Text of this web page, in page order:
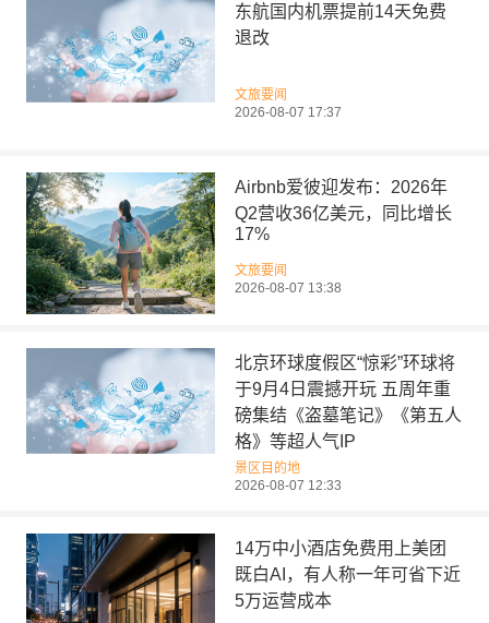
东航国内机票提前14天免费
退改
文旅要闻
2026-08-07 17:37
Airbnb爱彼迎发布：2026年
Q2营收36亿美元，同比增长
17%
文旅要闻
2026-08-07 13:38
北京环球度假区“惊彩”环球将
于9月4日震撼开玩 五周年重
磅集结《盗墓笔记》《第五人
格》等超人气IP
景区目的地
2026-08-07 12:33
14万中小酒店免费用上美团
既白AI，有人称一年可省下近
5万运营成本